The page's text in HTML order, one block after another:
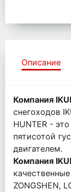
Описание
Компания
снегоходов
HUNTER -
пятисотой
двигателем.
Компания
ZONGSHEN,